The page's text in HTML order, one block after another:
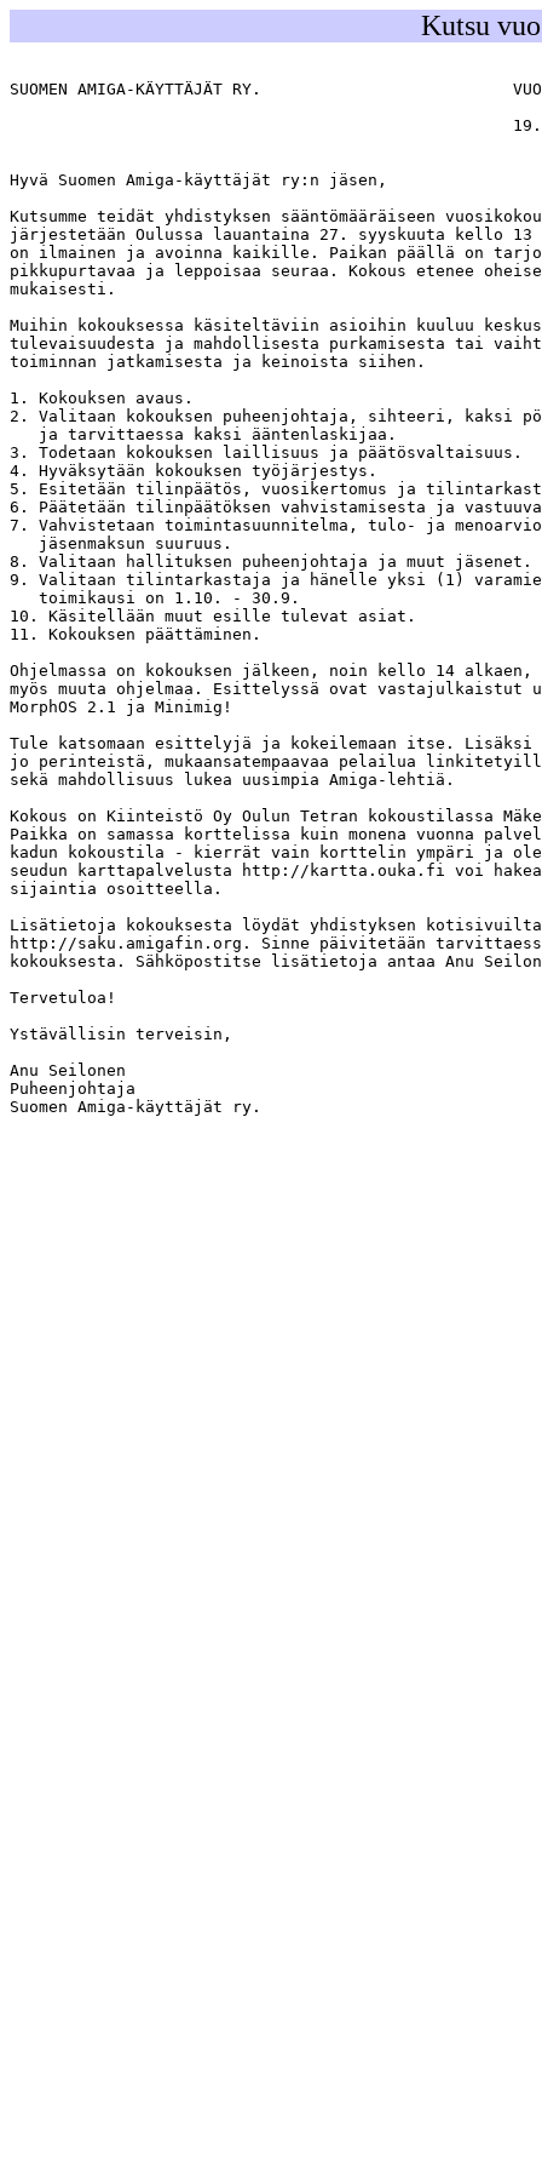
Kutsu
SUOMEN AMIGA-KÄYTTÄJÄT RY.
Hyvä Suomen Amiga-käyttäjät ry:n jäsen,
Kutsumme teidät yhdistyksen sääntömääräiseen
järjestetään Oulussa lauantaina 27. syyskuuta kello
on ilmainen ja avoinna kaikille. Paikan päällä on
pikkupurtavaa ja leppoisaa seuraa. Kokous etenee
mukaisesti.
Muihin kokouksessa käsiteltäviin asioihin kuuluu
tulevaisuudesta ja mahdollisesta purkamisesta tai
toiminnan jatkamisesta ja keinoista siihen.
1. Kokouksen avaus.
2. Valitaan kokouksen puheenjohtaja, sihteeri, kaksi
   ja tarvittaessa kaksi ääntenlaskijaa.
3. Todetaan kokouksen laillisuus ja päätösvaltaisuus.
4. Hyväksytään kokouksen työjärjestys.
5. Esitetään tilinpäätös, vuosikertomus ja
6. Päätetään tilinpäätöksen vahvistamisesta ja
7. Vahvistetaan toimintasuunnitelma, tulo- ja
   jäsenmaksun suuruus.
8. Valitaan hallituksen puheenjohtaja ja muut jäsenet.
9. Valitaan tilintarkastaja ja hänelle yksi (1)
   toimikausi on 1.10. - 30.9.
10. Käsitellään muut esille tulevat asiat.
11. Kokouksen päättäminen.
Ohjelmassa on kokouksen jälkeen, noin kello 14
myös muuta ohjelmaa. Esittelyssä ovat vastajulkaistut
MorphOS 2.1 ja Minimig!
Tule katsomaan esittelyjä ja kokeilemaan itse. Lisäksi
jo perinteistä, mukaansatempaavaa pelailua
sekä mahdollisuus lukea uusimpia Amiga-lehtiä.
Kokous on Kiinteistö Oy Oulun Tetran kokoustilassa
Paikka on samassa korttelissa kuin monena vuonna
kadun kokoustila - kierrät vain korttelin ympäri ja
seudun karttapalvelusta http://kartta.ouka.fi voi hakea
sijaintia osoitteella.
Lisätietoja kokouksesta löydät yhdistyksen
http://saku.amigafin.org. Sinne päivitetään
kokouksesta. Sähköpostitse lisätietoja antaa Anu
Tervetuloa!
Ystävällisin terveisin,
Anu Seilonen
Puheenjohtaja
Suomen Amiga-käyttäjät ry.